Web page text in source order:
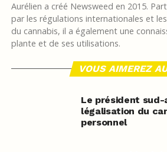
Aurélien a créé Newsweed en 2015.
par les régulations internationales et
du cannabis, il a également une
plante et de ses utilisations.
VOUS AIMEREZ
Le président
légalisation du
personnel